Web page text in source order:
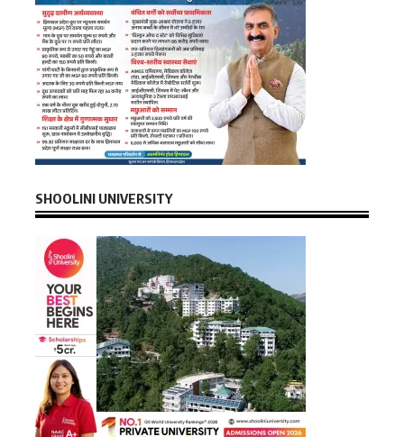
SHOOLINI UNIVERSITY